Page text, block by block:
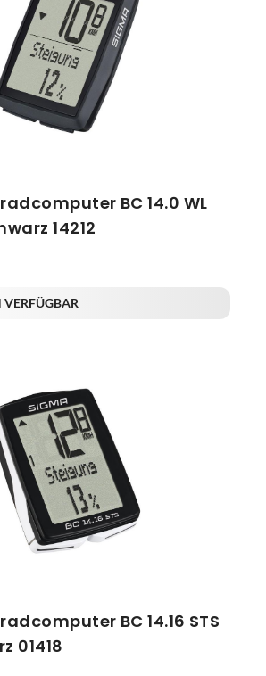
BC 14.0 WL
14212
BC 14.16 STS
01418